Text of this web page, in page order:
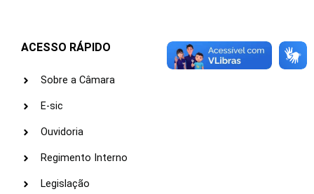
ACESSO RÁPIDO
Sobre a Câmara
E-sic
Ouvidoria
Regimento Interno
Legislação